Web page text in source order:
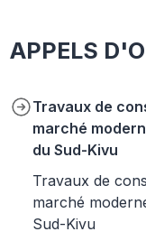
APPELS
Travaux de
marché
du Sud-Kivu
Travaux de
marché
Sud-Kivu